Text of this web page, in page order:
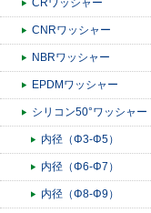
CRワッシャー
CNRワッシャー
NBRワッシャー
EPDMワッシャー
シリコン50°ワッシャー
内径（Φ3-Φ5）
内径（Φ6-Φ7）
内径（Φ8-Φ9）